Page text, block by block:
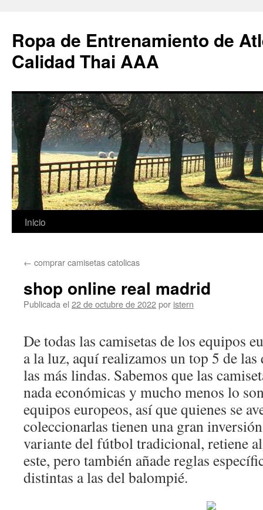
Ropa de Entrenamiento de
Calidad Thai AAA
Saltar
contenido
Inicio
← comprar camisetas catolicas
shop online real madrid
Publicada el 22 de octubre de 2022por istern
De todas las camisetas de los equipos
a la luz, aquí realizamos un top 5 de
las más lindas. Sabemos que las
nada económicas y mucho menos lo
equipos europeos, así que quienes se
coleccionarlas tienen una gran
variante del fútbol tradicional, retiene
este, pero también añade reglas
distintas a las del balompié.